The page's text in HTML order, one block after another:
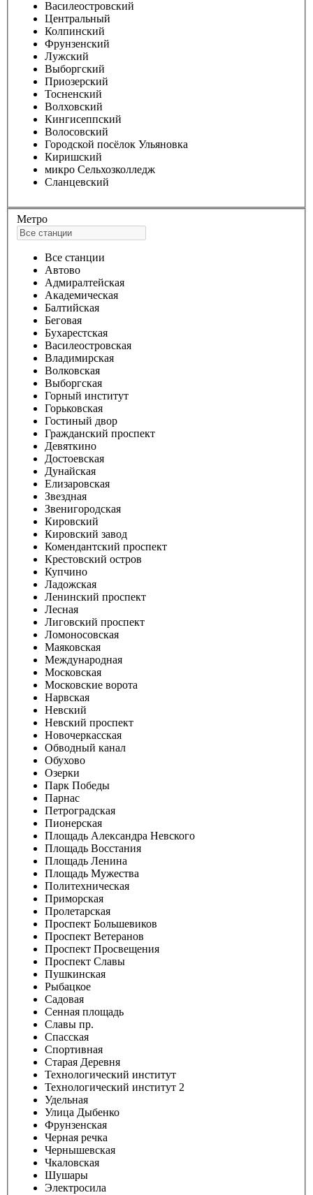
Василеостровский
Центральный
Колпинский
Фрунзенский
Лужский
Выборгский
Приозерский
Тосненский
Волховский
Кингисеппский
Волосовский
Городской посёлок Ульяновка
Киришский
микро Сельхозколледж
Сланцевский
Метро
Все станции
Автово
Адмиралтейская
Академическая
Балтийская
Беговая
Бухарестская
Василеостровская
Владимирская
Волковская
Выборгская
Горный институт
Горьковская
Гостиный двор
Гражданский проспект
Девяткино
Достоевская
Дунайская
Елизаровская
Звездная
Звенигородская
Кировский
Кировский завод
Комендантский проспект
Крестовский остров
Купчино
Ладожская
Ленинский проспект
Лесная
Лиговский проспект
Ломоносовская
Маяковская
Международная
Московская
Московские ворота
Нарвская
Невский
Невский проспект
Новочеркасская
Обводный канал
Обухово
Озерки
Парк Победы
Парнас
Петроградская
Пионерская
Площадь Александра Невского
Площадь Восстания
Площадь Ленина
Площадь Мужества
Политехническая
Приморская
Пролетарская
Проспект Большевиков
Проспект Ветеранов
Проспект Просвещения
Проспект Славы
Пушкинская
Рыбацкое
Садовая
Сенная площадь
Славы пр.
Спасская
Спортивная
Старая Деревня
Технологический институт
Технологический институт 2
Удельная
Улица Дыбенко
Фрунзенская
Черная речка
Чернышевская
Чкаловская
Шушары
Электросила